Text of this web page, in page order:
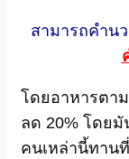
สามารถคำน
โดยอาหารตา
ลด 20% โดย
คนเหล่านี้ทาน